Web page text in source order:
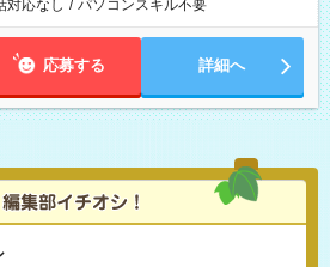
対応なし / パソコンスキル不要
応募する 詳細へ